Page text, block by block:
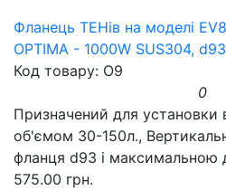
Фланець ТЕНів на моделі
OPTIMA - 1000W SUS304,
Код товару: O9
0
Призначений для установки
об'ємом 30-150л.,
фланця d93 і максимальною
575.00 грн.